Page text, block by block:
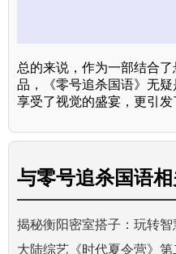
总的来说，作为一部结合
品，《零号追杀国语》无
享受了视觉的盛宴，更引发
与零号追杀国语
揭秘衡阳密室搭子：玩转
大陆综艺《时代夏令营》